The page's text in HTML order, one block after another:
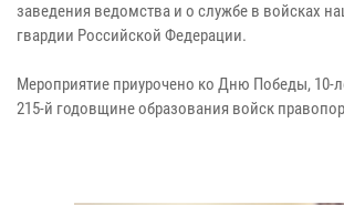
заведения ведомства и о службе в войсках
гвардии Российской Федерации.
Мероприятие приурочено ко Дню Победы, 10-
215-й годовщине образования войск